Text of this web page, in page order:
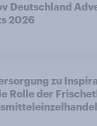
Deutschland
2026
zu
Rolle der